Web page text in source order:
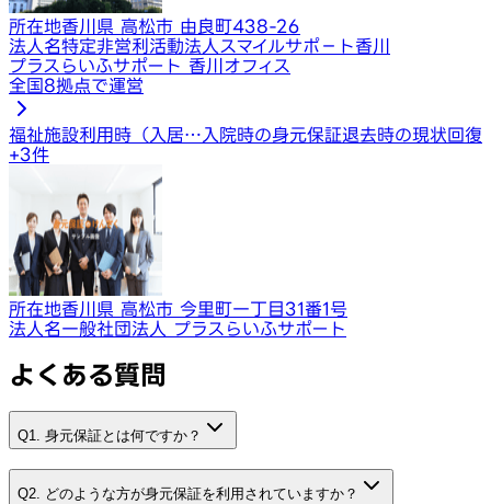
所在地香川県 高松市 由良町438-26
法人名特定非営利活動法人スマイルサポ－ト香川
プラスらいふサポート 香川オフィス
全国8拠点で運営
福祉施設利用時（入居… 入院時の身元保証退去時の現状回復
+3件
所在地香川県 高松市 今里町一丁目31番1号
法人名一般社団法人 プラスらいふサポート
よくある質問
Q1. 身元保証とは何ですか？
Q2. どのような方が身元保証を利用されていますか？